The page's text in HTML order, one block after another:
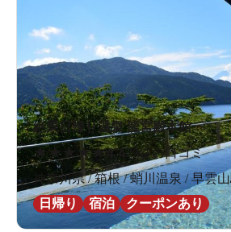
絶景日帰り温泉 龍宮殿本館
★★ ★★★4.429件の口コミ
神奈川県 / 箱根 / 蛸川温泉 / 早雲
日帰り
宿泊 クーポンあり